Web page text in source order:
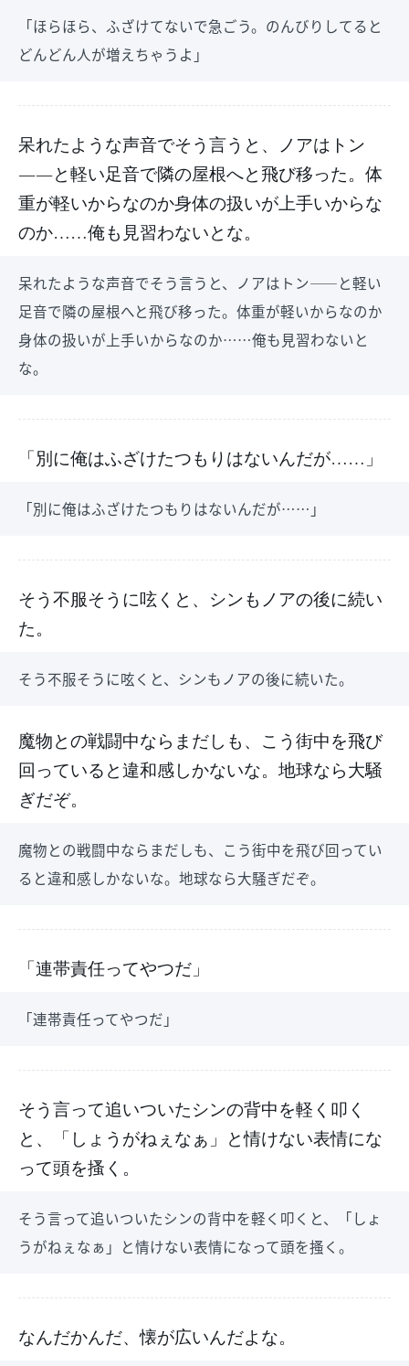
「ほらほら、ふざけてないで急ごう。のんびりしてると
どんどん人が増えちゃうよ」
呆れたような声音でそう言うと、ノアはトン
――と軽い足音で隣の屋根へと飛び移った。体
重が軽いからなのか身体の扱いが上手いからな
のか……俺も見習わないとな。
呆れたような声音でそう言うと、ノアはトン――と軽い
足音で隣の屋根へと飛び移った。体重が軽いからなのか
身体の扱いが上手いからなのか……俺も見習わないと
な。
「別に俺はふざけたつもりはないんだが……」
「別に俺はふざけたつもりはないんだが……」
そう不服そうに呟くと、シンもノアの後に続い
た。
そう不服そうに呟くと、シンもノアの後に続いた。
魔物との戦闘中ならまだしも、こう街中を飛び
回っていると違和感しかないな。地球なら大騒
ぎだぞ。
魔物との戦闘中ならまだしも、こう街中を飛び回ってい
ると違和感しかないな。地球なら大騒ぎだぞ。
「連帯責任ってやつだ」
「連帯責任ってやつだ」
そう言って追いついたシンの背中を軽く叩く
と、「しょうがねぇなぁ」と情けない表情にな
って頭を搔く。
そう言って追いついたシンの背中を軽く叩くと、「しょ
うがねぇなぁ」と情けない表情になって頭を搔く。
なんだかんだ、懐が広いんだよな。